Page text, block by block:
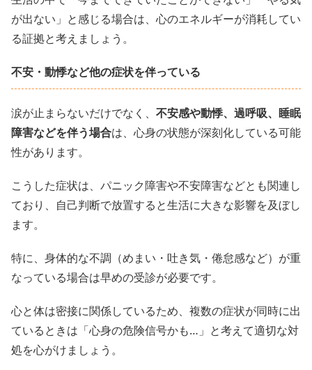
が出ない」と感じる場合は、心のエネルギーが消耗してい
る証拠と考えましょう。
不安・動悸など他の症状を伴っている
涙が止まらないだけでなく、 不安感や動悸、過呼吸、睡眠
障害などを伴う場合は、心身の状態が深刻化している可能
性があります。
こうした症状は、パニック障害や不安障害などとも関連し
ており、自己判断で放置すると生活に大きな影響を及ぼし
ます。
特に、身体的な不調（めまい・吐き気・倦怠感など）が重
なっている場合は早めの受診が必要です。
心と体は密接に関係しているため、複数の症状が同時に出
ているときは「心身の危険信号かも…」と考えて適切な対
処を心がけましょう。